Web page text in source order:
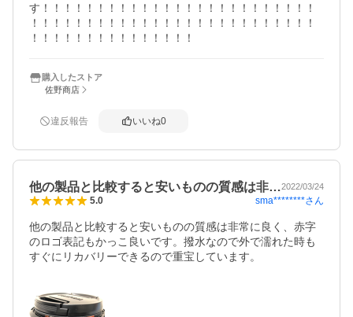
す！！！！！！！！！！！！！！！！！！！！！！！！！
！！！！！！！！！！！！！！！！！！！！！！！！！！
！！！！！！！！！！！！！！！
購入したストア
佐野商店
違反報告 いいね0
他の製品と比較すると安いものの質感は非…2022/03/24
5.0 sma********さん
他の製品と比較すると安いものの質感は非常に良く、赤字
のロゴ表記もかっこ良いです。撥水なので外で濡れた時も
すぐにリカバリーできるので重宝しています。